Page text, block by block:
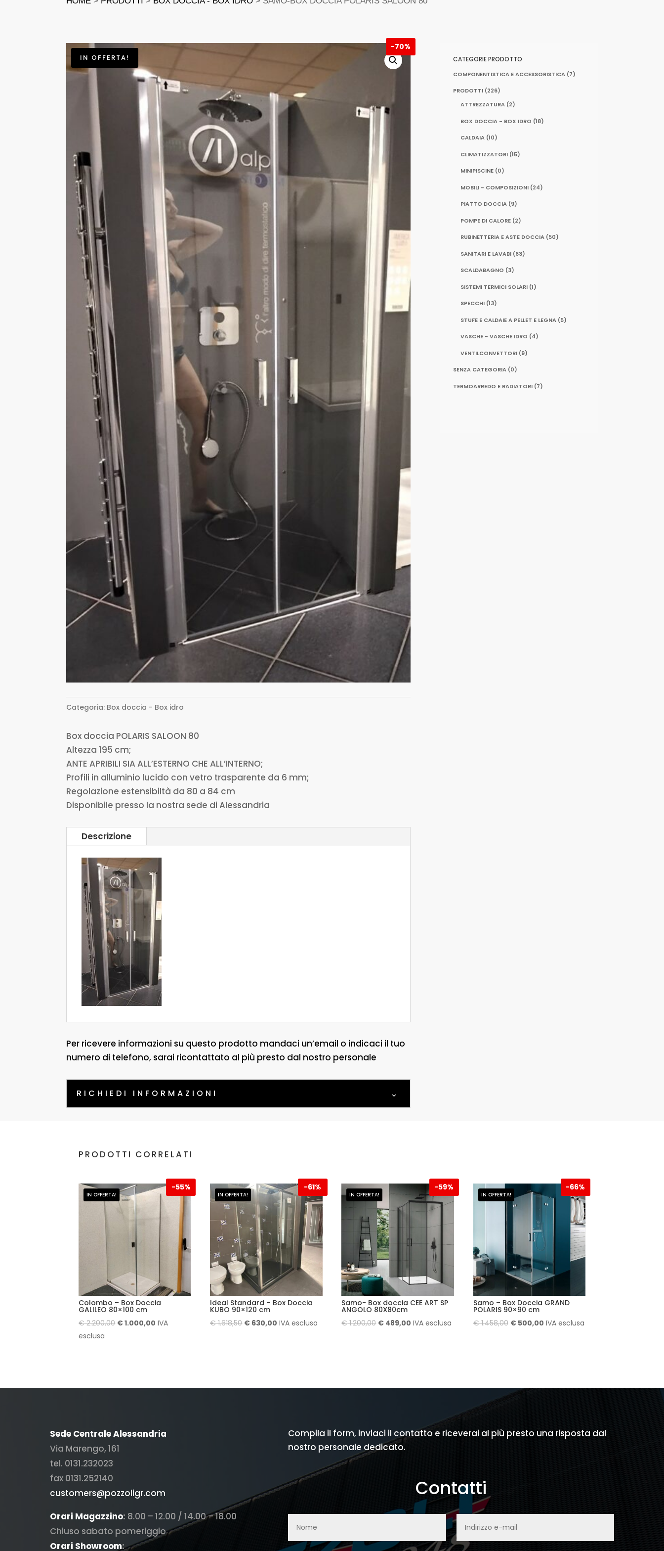
IN OFFERTA!
-70%
Categoria: Box doccia - Box idro
Box doccia POLARIS SALOON 80
Altezza 195 cm;
ANTE APRIBILI SIA ALL’ESTERNO CHE ALL’INTERNO;
Profili in alluminio lucido con vetro trasparente da 6 mm;
Regolazione estensibiltà da 80 a 84 cm
Disponibile presso la nostra sede di Alessandria
Descrizione
Per ricevere informazioni su questo prodotto mandaci un’email o indicaci il tuo
numero di telefono, sarai ricontattato al più presto dal nostro personale
RICHIEDI INFORMAZIONI
CATEGORIE PRODOTTO
COMPONENTISTICA E ACCESSORISTICA (7)
PRODOTTI (226)
ATTREZZATURA (2)
BOX DOCCIA - BOX IDRO (18)
CALDAIA (10)
CLIMATIZZATORI (15)
MINIPISCINE (0)
MOBILI - COMPOSIZIONI (24)
PIATTO DOCCIA (9)
POMPE DI CALORE (2)
RUBINETTERIA E ASTE DOCCIA (50)
SANITARI E LAVABI (63)
SCALDABAGNO (3)
SISTEMI TERMICI SOLARI (1)
SPECCHI (13)
STUFE E CALDAIE A PELLET E LEGNA (5)
VASCHE - VASCHE IDRO (4)
VENTILCONVETTORI (9)
SENZA CATEGORIA (0)
TERMOARREDO E RADIATORI (7)
PRODOTTI CORRELATI
IN OFFERTA!
-55%
Colombo – Box Doccia
GALILEO 80×100 cm
€2.200,00 Il
€1.000,00 IlIVA
esclusa
IN OFFERTA!
-61%
Ideal Standard – Box Doccia
KUBO 90×120 cm
€1.618,50 Il
€ 630,00 IlIVA esclusa
IN OFFERTA!
-59%
Samo- Box doccia CEE ART SP
ANGOLO 80X80cm
€1.200,00 Il
€ 489,00 IlIVA esclusa
IN OFFERTA!
-66%
Samo – Box Doccia GRAND
POLARIS 90×90 cm
€1.458,00 Il€500,00IlIVA esclusa
Sede Centrale Alessandria
Via Marengo, 161
tel. 0131.232023
fax 0131.252140
customers@pozzoligr.com
Orari Magazzino: 8.00 – 12.00 / 14.00 – 18.00
Chiuso sabato pomeriggio
Orari Showroom:
Compila il form, inviaci il contatto e riceverai al più presto una risposta dal
nostro personale dedicato.
Contatti